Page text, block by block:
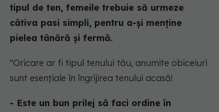
tipul de ten, femeile trebuie să urmeze
câtiva pasi simpli, pentru a-și menține
pielea tânără și fermă.
"Oricare ar fi tipul tenului tău, anumite obiceiuri
sunt esențiale în îngrijirea tenului acasă!
- Este un bun prilej să faci ordine în